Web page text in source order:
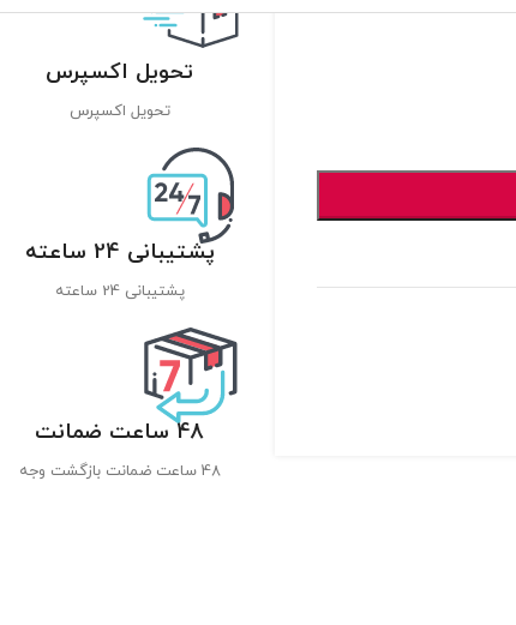
تحویل اکسپرس
تحویل اکسپرس
پشتیبانی 24 ساعته
پشتیبانی 24 ساعته
48 ساعت ضمانت
48 ساعت ضمانت بازگشت وجه